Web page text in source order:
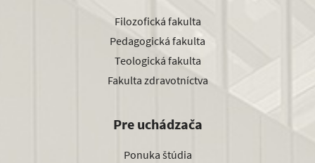
Filozofická fakulta
Pedagogická fakulta
Teologická fakulta
Fakulta zdravotníctva
Pre uchádzača
Ponuka štúdia